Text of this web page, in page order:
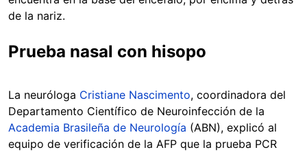
de la nariz.
Prueba nasal con hisopo
La neuróloga Cristiane Nascimento, coordinadora del
Departamento Científico de Neuroinfección de la
Academia Brasileña de Neurología (ABN), explicó al
equipo de verificación de la AFP que la prueba PCR